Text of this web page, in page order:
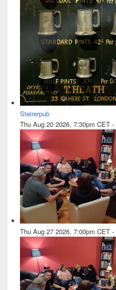
Steirerpub
Thu Aug 20 2026, 7:30pm CET -
Thu Aug 27 2026, 7:00pm CET -